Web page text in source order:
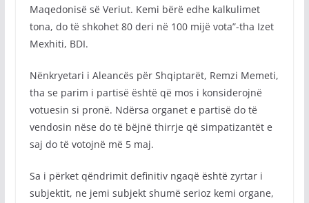
Maqedonisë së Veriut. Kemi bërë edhe kalkulimet
tona, do të shkohet 80 deri në 100 mijë vota”-tha Izet
Mexhiti, BDI.
Nënkryetari i Aleancës për Shqiptarët, Remzi Memeti,
tha se parim i partisë është që mos i konsiderojnë
votuesin si pronë. Ndërsa organet e partisë do të
vendosin nëse do të bëjnë thirrje që simpatizantët e
saj do të votojnë më 5 maj.
Sa i përket qëndrimit definitiv ngaqë është zyrtar i
subjektit, ne jemi subjekt shumë serioz kemi organe,